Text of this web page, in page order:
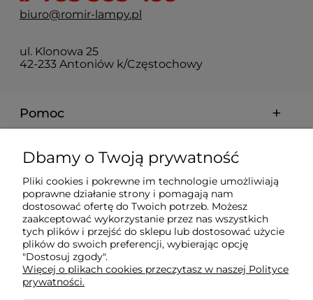
biuro@romir-lampy.pl
ul. Klonowa 25
42-233 Antoniów k/Częstochowy
Pomoc
Moje konto
Płatności i dostawa
Informacje
O nas
Dbamy o Twoją prywatność
Pliki cookies i pokrewne im technologie umożliwiają
poprawne działanie strony i pomagają nam
dostosować ofertę do Twoich potrzeb. Możesz
zaakceptować wykorzystanie przez nas wszystkich
tych plików i przejść do sklepu lub dostosować użycie
plików do swoich preferencji, wybierając opcję
"Dostosuj zgody".
Więcej o plikach cookies przeczytasz w naszej Polityce
prywatności.